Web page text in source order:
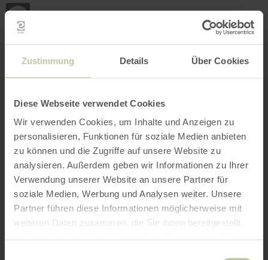
Zustimmung Details Über Cookies
Diese Webseite verwendet Cookies
Wir verwenden Cookies, um Inhalte und Anzeigen zu
personalisieren, Funktionen für soziale Medien anbieten
zu können und die Zugriffe auf unsere Website zu
analysieren. Außerdem geben wir Informationen zu Ihrer
Verwendung unserer Website an unsere Partner für
soziale Medien, Werbung und Analysen weiter. Unsere
Partner führen diese Informationen möglicherweise mit
weiteren Daten zusammen, die Sie ihnen bereitgestellt
INTERACTIVE MAP
my
Open filter